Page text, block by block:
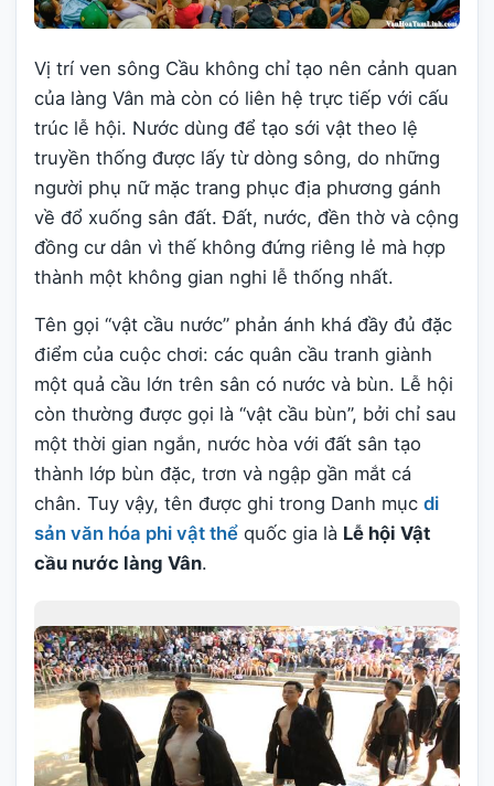
Vị trí ven sông Cầu không chỉ tạo nên cảnh quan
của làng Vân mà còn có liên hệ trực tiếp với cấu
trúc lễ hội. Nước dùng để tạo sới vật theo lệ
truyền thống được lấy từ dòng sông, do những
người phụ nữ mặc trang phục địa phương gánh
về đổ xuống sân đất. Đất, nước, đền thờ và cộng
đồng cư dân vì thế không đứng riêng lẻ mà hợp
thành một không gian nghi lễ thống nhất.
Tên gọi “vật cầu nước” phản ánh khá đầy đủ đặc
điểm của cuộc chơi: các quân cầu tranh giành
một quả cầu lớn trên sân có nước và bùn. Lễ hội
còn thường được gọi là “vật cầu bùn”, bởi chỉ sau
một thời gian ngắn, nước hòa với đất sân tạo
thành lớp bùn đặc, trơn và ngập gần mắt cá
chân. Tuy vậy, tên được ghi trong Danh mục di
sản văn hóa phi vật thể quốc gia là Lễ hội Vật
cầu nước làng Vân.